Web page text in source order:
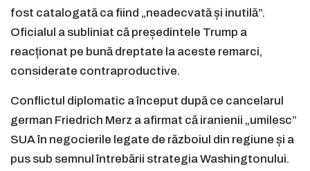
fost catalogată ca fiind „neadecvată și inutilă”.
Oficialul a subliniat că președintele Trump a
reacționat pe bună dreptate la aceste remarci,
considerate contraproductive.
Conflictul diplomatic a început după ce cancelarul
german Friedrich Merz a afirmat că iranienii „umilesc”
SUA în negocierile legate de războiul din regiune și a
pus sub semnul întrebării strategia Washingtonului.